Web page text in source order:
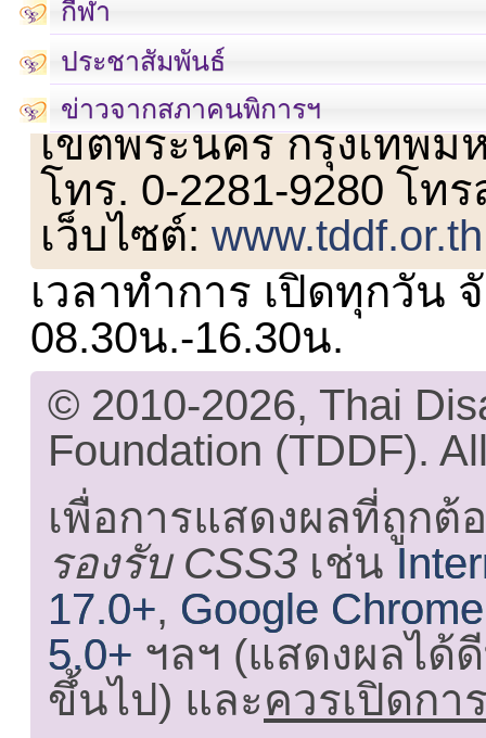
กีฬา
ประชาสัมพันธ์
ข่าวจากสภาคนพิการฯ
เลขที่ 23 ชั้น 2 ถนนวิ
เขตพระนคร กรุงเทพม
โทร. 0-2281-9280 โท
เว็บไซต์:www.tddf.or.th
เวลาทำการ เปิดทุกวัน
08.30น.-16.30น.
© 2010-2026, Thai
Foundation (TDDF).
เพื่อการแสดงผลที่ถูกต้
รองรับ CSS3 เช่น
17.0+, Google
5.0+ ฯลฯ (แสดงผลได้
ขึ้นไป) และควรเปิดกา